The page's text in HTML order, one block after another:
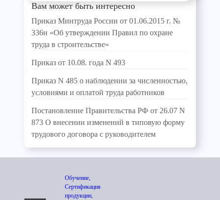
Вам может быть интересно
Приказ Минтруда России от 01.06.2015 г. №
336н «Об утверждении Правил по охране
труда в строительстве»
Приказ от 10.08. года N 493
Приказ N 485 о наблюдении за численностью,
условиями и оплатой труда работников
Постановление Правительства РФ от 26.07 N
873 О внесении изменений в типовую форму
трудового договора с руководителем
Обучение,
Сертификация
продукции,